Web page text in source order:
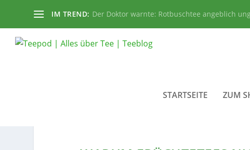
IM TREND: Der Doktor warnte: Rotbuschtee angeblich
STARTSEITE ZUM